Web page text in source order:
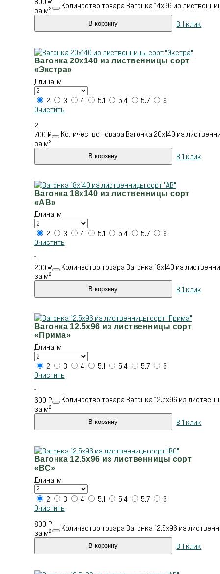
за м²
Количество товара Вагонка 14х96 из
В корзину В 1 клик
Вагонка 20х140 из лиственницы сорт
«Экстра»
Длина, м
2 3 4 5.1 5.4 5.7
6
Очистить
2
700 ₽
за м²
Количество товара Вагонка 20х140 из
В корзину В 1 клик
Вагонка 18х140 из лиственницы сорт
«АВ»
Длина, м
2 3 4 5.1 5.4 5.7
6
Очистить
1
200 ₽
за м²
Количество товара Вагонка 18х140 из
В корзину В 1 клик
Вагонка 12.5х96 из лиственницы сорт
«Прима»
Длина, м
2 3 4 5.1 5.4 5.7
6
Очистить
1
600 ₽
за м²
Количество товара Вагонка 12.5х96 из
В корзину В 1 клик
Вагонка 12.5х96 из лиственницы сорт
«ВС»
Длина, м
2 3 4 5.1 5.4 5.7
6
Очистить
800 ₽
за м²
Количество товара Вагонка 12.5х96 из
В корзину В 1 клик